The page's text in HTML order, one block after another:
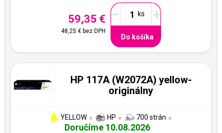
59,35 €
48,25 € bez DPH
- +
Do košíka
HP 117A (W2072A) yellow-
originálny
YELLOW HP 700 strán
Doručíme 10.08.2026